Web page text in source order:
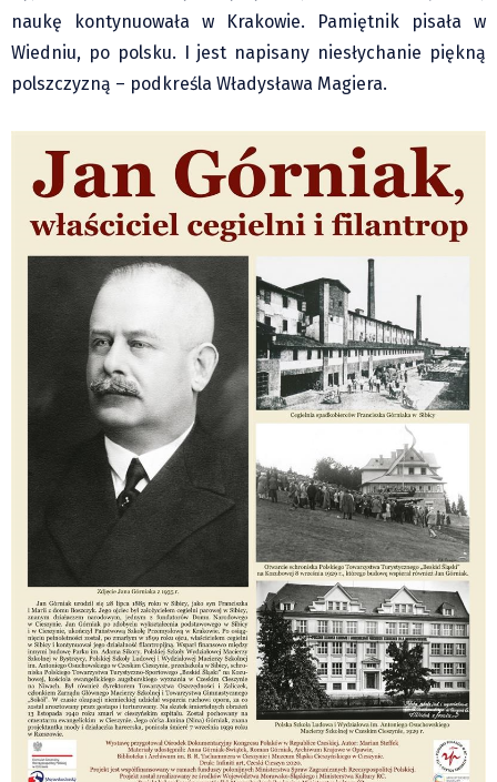
naukę kontynuowała w Krakowie. Pamiętnik pisała w
Wiedniu, po polsku. I jest napisany niesłychanie piękną
polszczyzną – podkreśla Władysława Magiera.